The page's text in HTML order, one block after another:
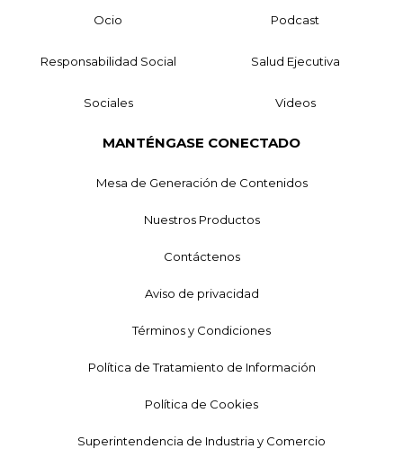
Ocio Podcast
Responsabilidad Social Salud Ejecutiva
Sociales Videos
MANTÉNGASE CONECTADO
Mesa de Generación de Contenidos
Nuestros Productos
Contáctenos
Aviso de privacidad
Términos y Condiciones
Política de Tratamiento de Información
Política de Cookies
Superintendencia de Industria y Comercio